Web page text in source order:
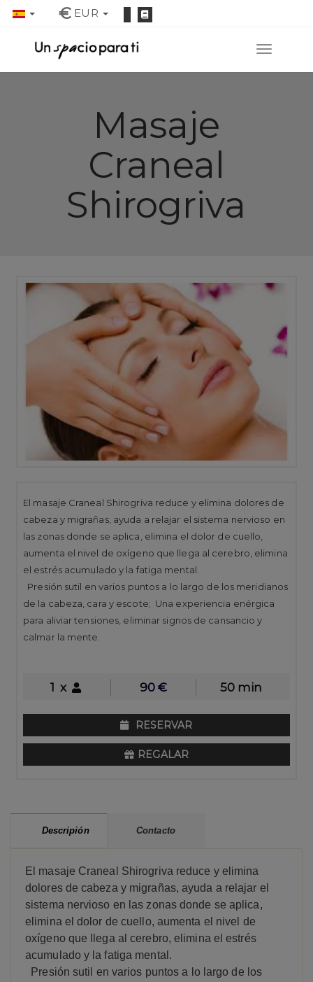
€ EUR
Masaje
Craneal
Shirogriva
El masaje Craneal Shirogriva reduce y elimina dolores de
cabeza y migrañas, ayuda a relajar el sistema nervioso en
las zonas donde se aplica, elimina el dolor de cuello,
aumenta el nivel de oxígeno que llega al cerebro, elimina
el estrés acumulado y la fatiga mental.
Presión sutil en varios puntos a lo largo de los meridianos
de la cabeza, cara y escote; Una experiencia enérgica
para aliviar tensiones, eliminar signos de cansancio y
calmar la mente.
1 x 90€ 50 min
RESERVAR
REGALAR
El masaje Craneal Shirogriva reduce y elimina
dolores de cabeza y migrañas, ayuda a relajar el
sistema nervioso en las zonas donde se aplica,
elimina el dolor de cuello, aumenta el nivel de
oxígeno que llega al cerebro, elimina el estrés
acumulado y la fatiga mental.
Presión sutil en varios puntos a lo largo de los
Descripión Contacto